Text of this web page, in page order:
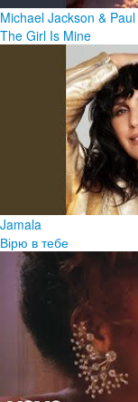
Michael Jackson &
The Girl Is Mine
Jamala
Вірю в тебе